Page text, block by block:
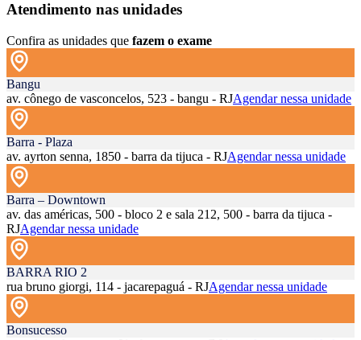
Atendimento nas unidades
Confira as unidades que fazem o exame
Bangu
av. cônego de vasconcelos, 523 - bangu - RJAgendar nessa unidade
Barra - Plaza
av. ayrton senna, 1850 - barra da tijuca - RJAgendar nessa unidade
Barra – Downtown
av. das américas, 500 - bloco 2 e sala 212, 500 - barra da tijuca -
RJAgendar nessa unidade
BARRA RIO 2
rua bruno giorgi, 114 - jacarepaguá - RJAgendar nessa unidade
Bonsucesso